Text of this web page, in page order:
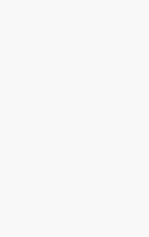
台